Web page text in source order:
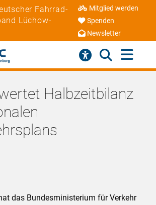
Fahrrad-
Lüchow-
Mitglied werden
Spenden
Newsletter
Halbzeitbilanz
das Bundesministerium für Verkehr